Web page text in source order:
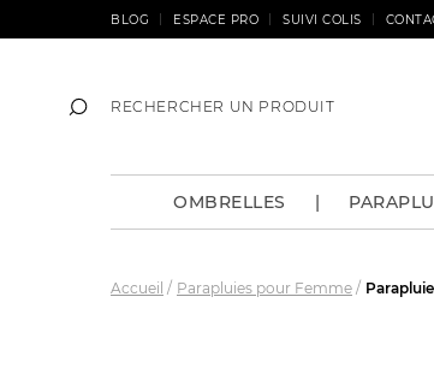
BLOG ESPACE PRO SUIVI COLIS
OMBRELLES |
Accueil Parapluies pour Femme